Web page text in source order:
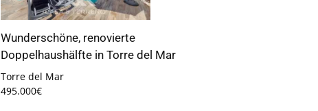
Wunderschöne, renovierte
Doppelhaushälfte in Torre del Mar
Torre del Mar
495.000€